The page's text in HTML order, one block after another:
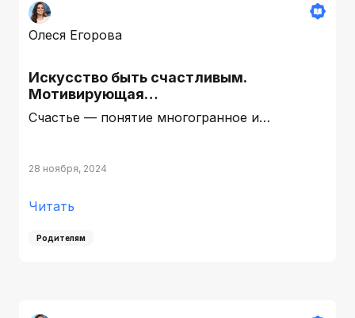
Олеся Егорова
Искусство быть счастливым.
Мотивирующая…
Счастье — понятие многогранное и…
28 ноября, 2024
Читать
Родителям